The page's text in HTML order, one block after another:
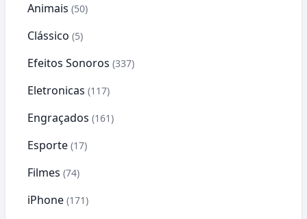
Animais (50)
Clássico (5)
Efeitos Sonoros (337)
Eletronicas (117)
Engraçados (161)
Esporte (17)
Filmes (74)
iPhone (171)